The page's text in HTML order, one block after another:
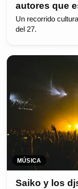
autores que
Un recorrido
del 27.
MÚSICA
Saiko y los